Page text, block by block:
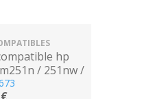
hp
/ 251nw /
1.800 pag